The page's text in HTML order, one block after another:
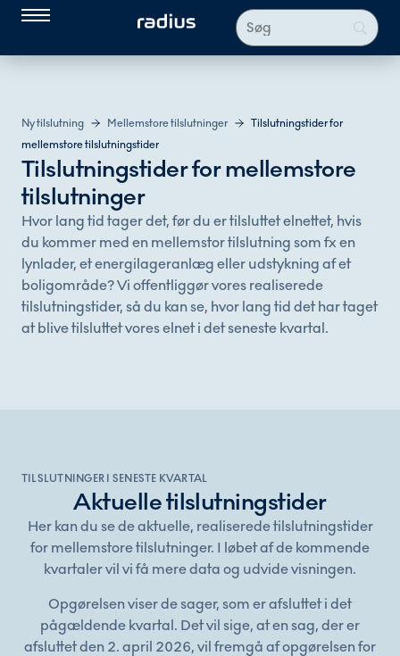
Ny tilslutning Mellemstore tilslutninger
Tilslutningstider for
mellemstore tilslutningstider
Tilslutningstider for mellemstore
tilslutninger
Hvor lang tid tager det, før du er tilsluttet elnettet, hvis
du kommer med en mellemstor tilslutning som fx en
lynlader, et energilageranlæg eller udstykning af et
boligområde? Vi offentliggør vores realiserede
tilslutningstider, så du kan se, hvor lang tid det har taget
at blive tilsluttet vores elnet i det seneste kvartal.
TILSLUTNINGER I SENESTE KVARTAL
Aktuelle tilslutningstider
Her kan du se de aktuelle, realiserede tilslutningstider
for mellemstore tilslutninger. I løbet af de kommende
kvartaler vil vi få mere data og udvide visningen.
Opgørelsen viser de sager, som er afsluttet i det
pågældende kvartal. Det vil sige, at en sag, der er
afsluttet den 2. april 2026, vil fremgå af opgørelsen for